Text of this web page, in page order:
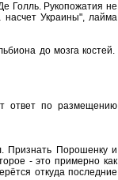
Голль. Рукопожатия не
Украины", лайма
до мозга костей.
ответ по размещению
Признать Порошенку и
- это примерно как
откуда последние